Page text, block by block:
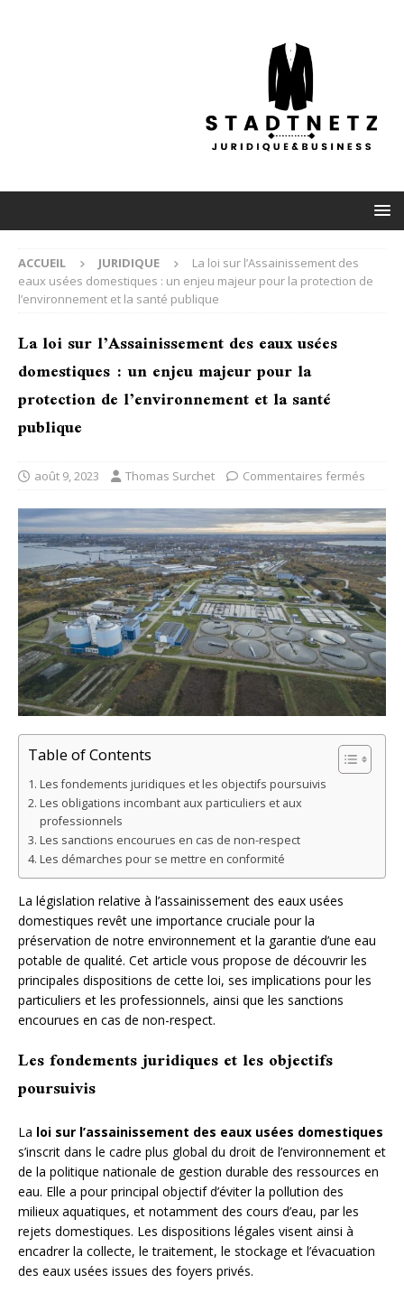
ACCUEIL JURIDIQUE
La loi sur l’Assainissement des
eaux usées domestiques : un enjeu majeur pour la protection de
l’environnement et la santé publique
La loi sur l’Assainissement des eaux usées
domestiques : un enjeu majeur pour la
protection de l’environnement et la santé
publique
août 9, 2023 Thomas Surchet Commentaires fermés
Table of Contents
Les fondements juridiques et les objectifs poursuivis
Les obligations incombant aux particuliers et aux
professionnels
Les sanctions encourues en cas de non-respect
Les démarches pour se mettre en conformité
La législation relative à l’assainissement des eaux usées
domestiques revêt une importance cruciale pour la
préservation de notre environnement et la garantie d’une eau
potable de qualité. Cet article vous propose de découvrir les
principales dispositions de cette loi, ses implications pour les
particuliers et les professionnels, ainsi que les sanctions
encourues en cas de non-respect.
Les fondements juridiques et les objectifs
poursuivis
La loi sur l’assainissement des eaux usées domestiques
s’inscrit dans le cadre plus global du droit de l’environnement et
de la politique nationale de gestion durable des ressources en
eau. Elle a pour principal objectif d’éviter la pollution des
milieux aquatiques, et notamment des cours d’eau, par les
rejets domestiques. Les dispositions légales visent ainsi à
encadrer la collecte, le traitement, le stockage et l’évacuation
des eaux usées issues des foyers privés.